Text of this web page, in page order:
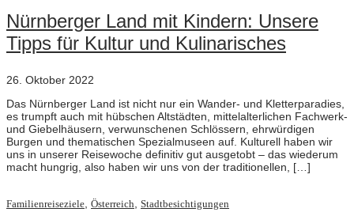
Nürnberger Land mit Kindern: Unsere
Tipps für Kultur und Kulinarisches
26. Oktober 2022
Das Nürnberger Land ist nicht nur ein Wander- und Kletterparadies,
es trumpft auch mit hübschen Altstädten, mittelalterlichen Fachwerk-
und Giebelhäusern, verwunschenen Schlössern, ehrwürdigen
Burgen und thematischen Spezialmuseen auf. Kulturell haben wir
uns in unserer Reisewoche definitiv gut ausgetobt – das wiederum
macht hungrig, also haben wir uns von der traditionellen, […]
Familienreiseziele Österreich Stadtbesichtigungen